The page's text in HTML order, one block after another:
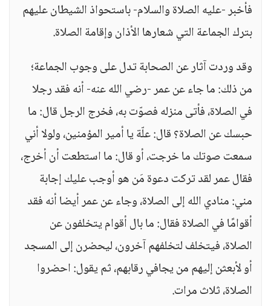
فأخبر -عليه الصلاة والسلام- باستحواذ الشيطان عليهم
بترك الجماعة التي شعارها الأذان وإقامة الصلاة.
وقد وردت آثار عن الصحابة تدل على وجوب الجماعة؛
من ذلك: ما جاء عن عمر -رضي الله عنه- أنه فقد رجلا
في الصلاة، فأتى منزله فصوّت به، فخرج الرجل قال: ما
حبسك عن الصلاة؟ قال: علّة يا أمير المؤمنين، ولولا أني
سمعت صوتك ما خرجت، أو قال: ما استطعت أن أخرج،
فقال عمر لقد تركت دعوة مَن هو أوجب عليك إجابة
مني: منادي الله إلى الصلاة، وجاء عن عمر أيضا أنه فقد
أقوامًا في الصلاة فقال: ما بال أقوام يتخلفون عن
الصلاة، فيتخلف لتخلفهم آخرون، ليحضرن إلى المسجد
أو لأبعثن إليهم من يجافي رقابهم، ثم يقول: احضروا
الصلاة، ثلاث مرات.